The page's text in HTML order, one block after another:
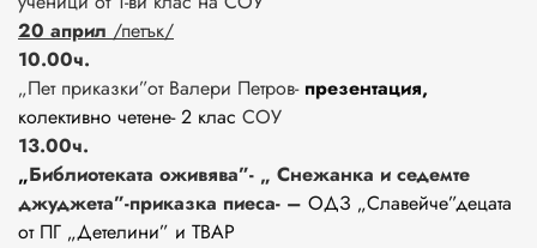
20 април /петък/
10.00ч.
„Пет приказки”от Валери Петров- презентация,
колективно четене- 2 клас СОУ
13.00ч.
„Библиотеката оживява”- „ Снежанка и седемте
джуджета”-приказка пиеса- – ОДЗ „Славейче”децата
от ПГ „Детелини” и ТВАР